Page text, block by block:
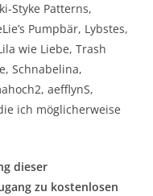
Styke Patterns,
Pumpbär, Lybstes,
wie Liebe, Trash
Schnabelina,
aefflynS,
ich möglicherweise
dieser
zu kostenlosen